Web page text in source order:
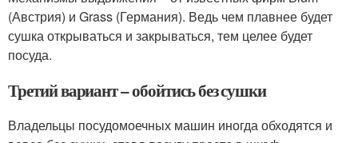
(Австрия) и Grass (Германия). Ведь чем плавнее будет
сушка открываться и закрываться, тем целее будет
посуда.
Третий вариант – обойтись без сушки
Владельцы посудомоечных машин иногда обходятся и